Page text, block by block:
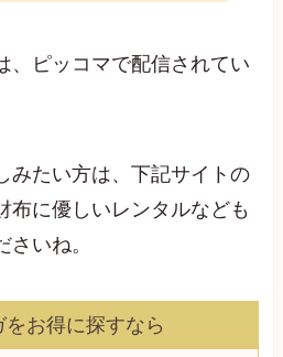
、ピッコマで配信されてい
みたい方は、下記サイトの
布に優しいレンタルなども
いね。
お得に探すなら